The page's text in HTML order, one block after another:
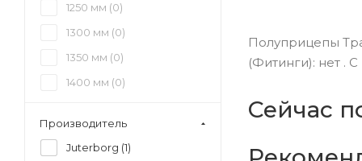
Полуприцепы
(Фитинги): нет .
Сейчас
1250 мм (0)
1300 мм (0)
1350 мм (0)
1400 мм (0)
1500 мм (
0 )
Производитель
Juterborg (1)